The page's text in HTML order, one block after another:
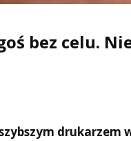
bez celu.
drukarzem